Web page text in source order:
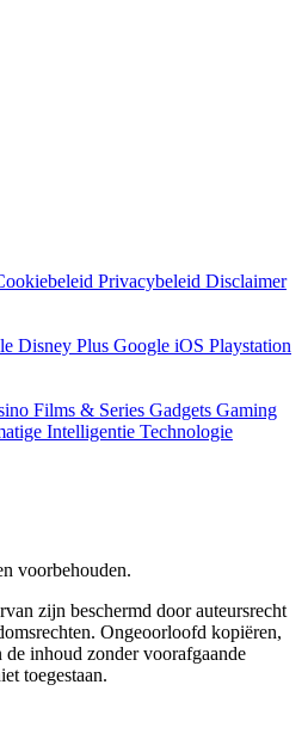
Privacybeleid Disclaimer
Disney Plus Google iOS Playstation
Films & Series Gadgets Gaming
Intelligentie Technologie
voorbehouden.
zijn beschermd door auteursrecht
Ongeoorloofd kopiëren,
inhoud zonder voorafgaande
toegestaan.